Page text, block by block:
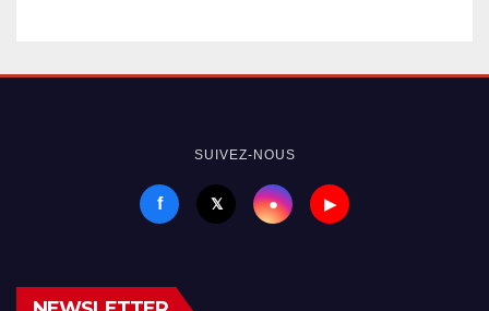
SUIVEZ-NOUS
f 𝕏 ● ▶